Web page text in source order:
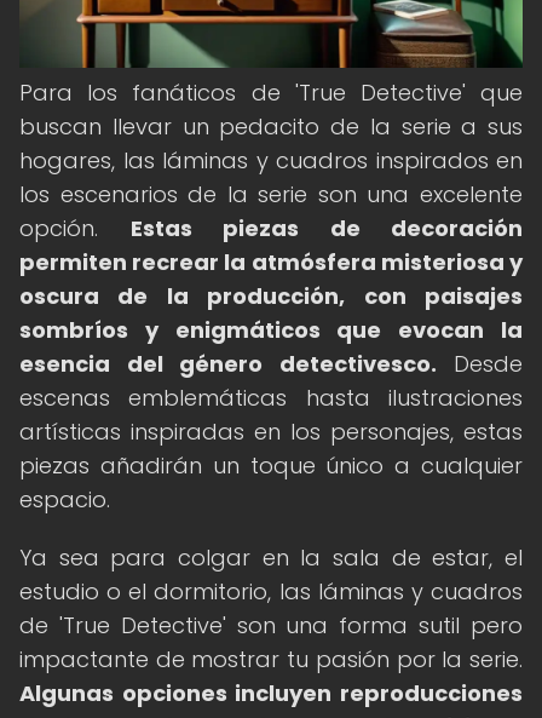
Para los fanáticos de 'True Detective' que
buscan llevar un pedacito de la serie a sus
hogares, las láminas y cuadros inspirados en
los escenarios de la serie son una excelente
opción. Estas piezas de decoración
permiten recrear la atmósfera misteriosa y
oscura de la producción, con paisajes
sombríos y enigmáticos que evocan la
esencia del género detectivesco. Desde
escenas emblemáticas hasta ilustraciones
artísticas inspiradas en los personajes, estas
piezas añadirán un toque único a cualquier
espacio.
Ya sea para colgar en la sala de estar, el
estudio o el dormitorio, las láminas y cuadros
de 'True Detective' son una forma sutil pero
impactante de mostrar tu pasión por la serie.
Algunas opciones incluyen reproducciones